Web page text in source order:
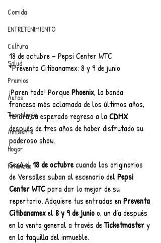
Comida
ENTRETENIMIENTO
Cultura
Salud
Premios
Autos
Tecnología
Ambiente
Hogar
Finanzas
18 de octubre – Pepsi Center WTC
*Preventa Citibanamex: 8 y 9 de junio
¡Paren todo! Porque Phoenix, la banda
francesa más aclamada de los últimos años,
tendrá su esperado regreso a la CDMX
después de tres años de haber disfrutado su
poderoso show.
Será el 18 de octubre cuando los originarios
de Versalles suban al escenario del Pepsi
Center WTC para dar lo mejor de su
repertorio. Adquiere tus entradas en Preventa
Citibanamex el 8 y 9 de junio o, un día después
en la venta general a través de Ticketmaster y
en la taquilla del inmueble.